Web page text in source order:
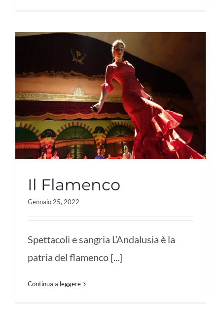
Il Flamenco
Gennaio 25, 2022
Spettacoli e sangria L’Andalusia è la
patria del flamenco [...]
Continua a leggere